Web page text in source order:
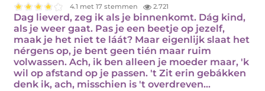
4.1 met 17 stemmen 2.721
Dag lieverd, zeg ik als je binnenkomt. Dág kind,
als je weer gaat. Pas je een beetje op jezelf,
maak je het niet te láát? Maar eigenlijk slaat het
nérgens op, je bent geen tién maar ruim
volwassen. Ach, ik ben alleen je moeder maar, 'k
wil op afstand op je passen. 't Zit erin gebákken
denk ik, ach, misschien is 't overdreven…